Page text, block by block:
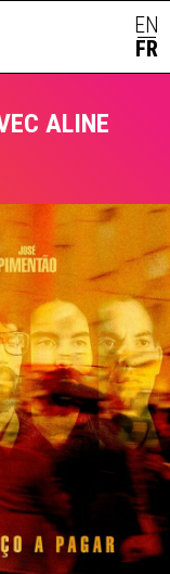
EN
|
FR
ALINE